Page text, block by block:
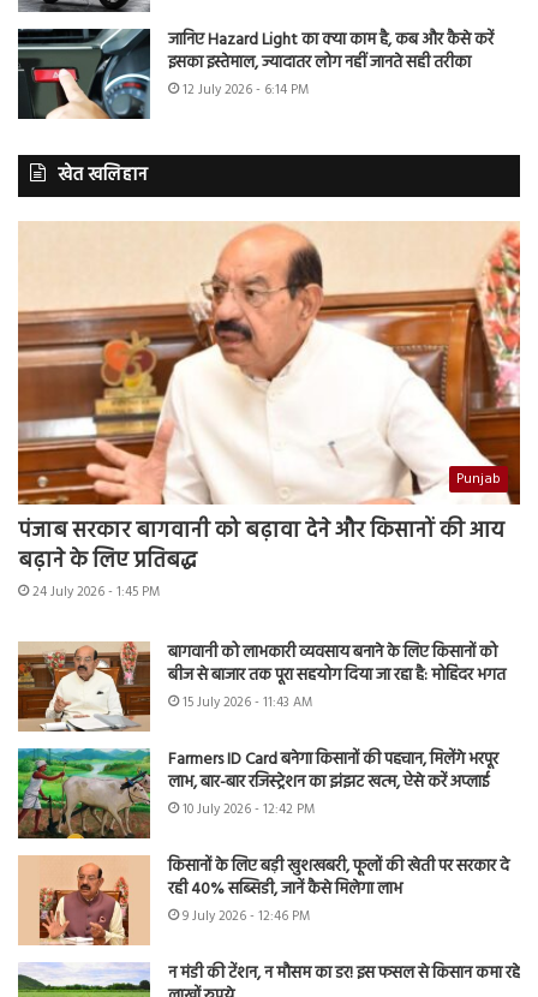
जानिए Hazard Light का क्या काम है, कब और कैसे करें
इसका इस्तेमाल, ज्यादातर लोग नहीं जानते सही तरीका
12 July 2026 - 6:14 PM
खेत खलिहान
Punjab
पंजाब सरकार बागवानी को बढ़ावा देने और किसानों की आय
बढ़ाने के लिए प्रतिबद्ध
24 July 2026 - 1:45 PM
बागवानी को लाभकारी व्यवसाय बनाने के लिए किसानों को
बीज से बाजार तक पूरा सहयोग दिया जा रहा है: मोहिंदर भगत
15 July 2026 - 11:43 AM
Farmers ID Card बनेगा किसानों की पहचान, मिलेंगे भरपूर
लाभ, बार-बार रजिस्ट्रेशन का झंझट खत्म, ऐसे करें अप्लाई
10 July 2026 - 12:42 PM
किसानों के लिए बड़ी खुशखबरी, फूलों की खेती पर सरकार दे
रही 40% सब्सिडी, जानें कैसे मिलेगा लाभ
9 July 2026 - 12:46 PM
न मंडी की टेंशन, न मौसम का डर! इस फसल से किसान कमा रहे